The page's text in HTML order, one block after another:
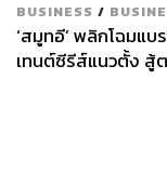
BUSINESS /
‘สมูทอี’ พลิกโฉมแ
เทนต์ซีรีส์แนวตั้ง สู้